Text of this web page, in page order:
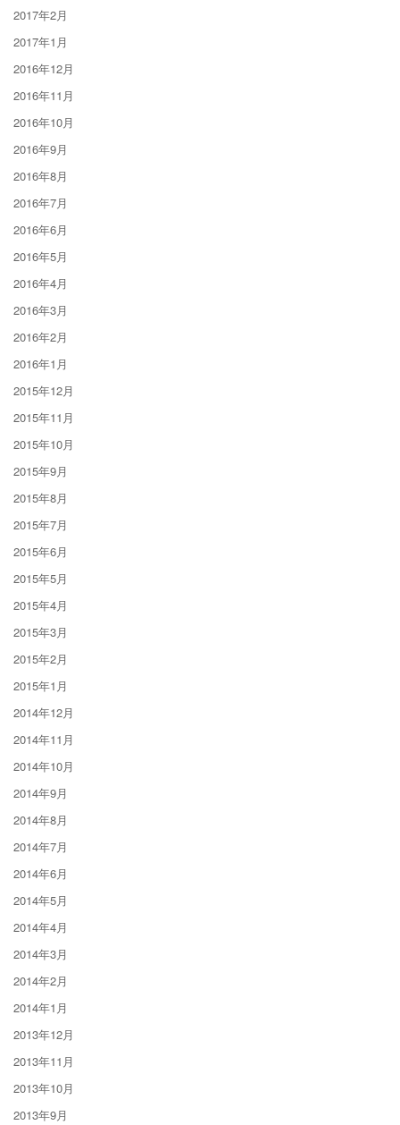
2017年2月
2017年1月
2016年12月
2016年11月
2016年10月
2016年9月
2016年8月
2016年7月
2016年6月
2016年5月
2016年4月
2016年3月
2016年2月
2016年1月
2015年12月
2015年11月
2015年10月
2015年9月
2015年8月
2015年7月
2015年6月
2015年5月
2015年4月
2015年3月
2015年2月
2015年1月
2014年12月
2014年11月
2014年10月
2014年9月
2014年8月
2014年7月
2014年6月
2014年5月
2014年4月
2014年3月
2014年2月
2014年1月
2013年12月
2013年11月
2013年10月
2013年9月